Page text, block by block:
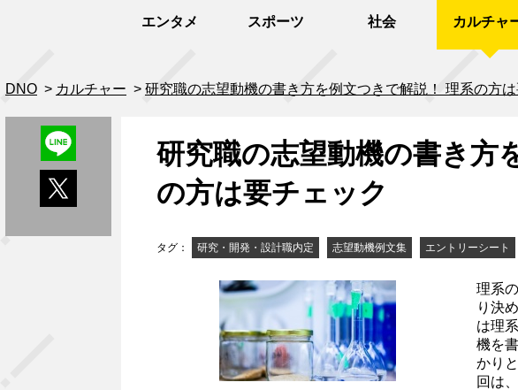
エンタメ スポーツ 社会 カルチャ
DNO > カルチャー > 研究職の志望動機の書き方を例文つきで解説！ 理系の方
研究職の志望動機の書き方
の方は要チェック
タグ： 研究・開発・設計職内定 志望動機例文集 エントリーシート
理系
り決
は理
機を
かり
回は